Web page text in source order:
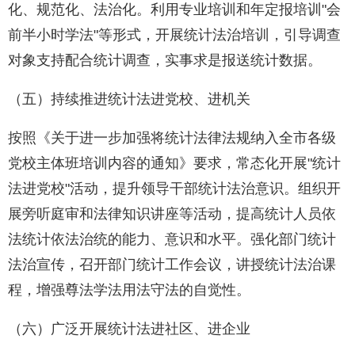
化、规范化、法治化。利用专业培训和年定报培训"会
前半小时学法"等形式，开展统计法治培训，引导调查
对象支持配合统计调查，实事求是报送统计数据。
（五）持续推进统计法进党校、进机关
按照《关于进一步加强将统计法律法规纳入全市各级
党校主体班培训内容的通知》要求，常态化开展"统计
法进党校"活动，提升领导干部统计法治意识。组织开
展旁听庭审和法律知识讲座等活动，提高统计人员依
法统计依法治统的能力、意识和水平。强化部门统计
法治宣传，召开部门统计工作会议，讲授统计法治课
程，增强尊法学法用法守法的自觉性。
（六）广泛开展统计法进社区、进企业